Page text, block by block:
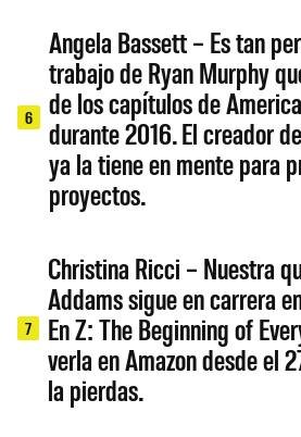
6
Angela Bassett – Es tan
trabajo de Ryan Murphy
de los capítulos de
durante 2016. El creador
ya la tiene en mente para
proyectos.
7
Christina Ricci – Nuestra
Addams sigue en carrera
En Z: The Beginning of
verla en Amazon desde el
la pierdas.